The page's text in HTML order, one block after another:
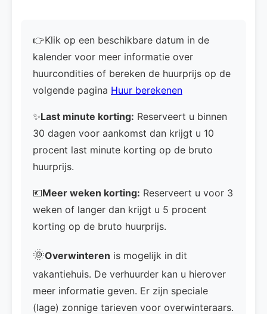
👉Klik op een beschikbare datum in de
kalender voor meer informatie over
huurcondities of bereken de huurprijs op de
volgende pagina Huur berekenen
✨Last minute korting: Reserveert u binnen
30 dagen voor aankomst dan krijgt u 10
procent last minute korting op de bruto
huurprijs.
💶Meer weken korting: Reserveert u voor 3
weken of langer dan krijgt u 5 procent
korting op de bruto huurprijs.
🌞Overwinteren is mogelijk in dit
vakantiehuis. De verhuurder kan u hierover
meer informatie geven. Er zijn speciale
(lage) zonnige tarieven voor overwinteraars.